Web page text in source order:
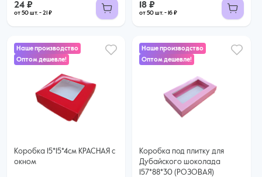
24 ₽
от 50 шт. - 21 ₽
18 ₽
от 50 шт. - 16 ₽
Наше производство
Оптом дешевле!
Коробка 15*15*4см КРАСНАЯ с
окном
22 ₽
20 ₽ за шт. при заказе от 50 шт.
Купить оптом
Наше производство
Оптом дешевле!
Коробка под плитку для
Дубайского шоколада
157*88*30 (РОЗОВАЯ)
32 ₽ за шт. при заказе от 50 шт.
Купить оптом